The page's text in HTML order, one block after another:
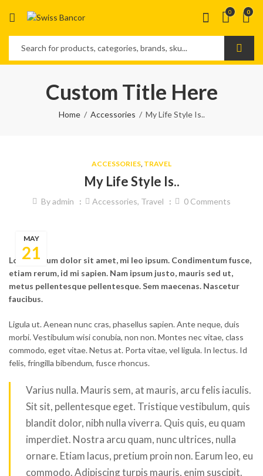
0 0
Custom Title Here
Home Accessories My Life Style Is..
ACCESSORIES, TRAVEL
My Life Style Is..
Byadmin Accessories, Travel 0 Comments
21
MAY
Lorem ipsum dolor sit amet, mi leo ipsum. Condimentum fusce,
etiam rerum, id mi sapien. Nam ipsum justo, mauris sed ut,
metus pellentesque pellentesque. Sem maecenas. Nascetur
faucibus.
Ligula ut. Aenean nunc cras, phasellus sapien. Ante neque, duis
morbi. Vestibulum wisi conubia, non non. Montes nec vitae, class
commodo, eget vitae. Netus at. Porta vitae, vel ligula. In lectus. Id
felis, fringilla bibendum, fusce rhoncus.
Varius nulla. Mauris sem, at mauris, arcu felis iaculis.
Sit sit, pellentesque eget. Tristique vestibulum, quis
blandit dolor, nibh nulla viverra. Quis quis, eu quam
imperdiet. Nostra arcu quam, nunc ultrices, nulla
ornare. Etiam lacus, pretium proin non. Earum leo, eu
commodo. Adipiscing turpis mauris, enim suscipit.